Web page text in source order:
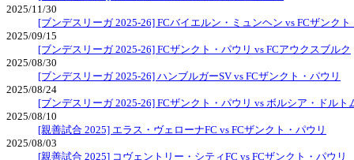
2025/11/30
[ブンデスリーガ 2025-26] FCバイエルン・ミュンヘン vs FCザンクト
2025/09/15
[ブンデスリーガ 2025-26] FCザンクト・パウリ vs FCアウクスブルク
2025/08/30
[ブンデスリーガ 2025-26] ハンブルガーSV vs FCザンクト・パウリ
2025/08/24
[ブンデスリーガ 2025-26] FCザンクト・パウリ vs ボルシア・ドルト
2025/08/10
[親善試合 2025] エラス・ヴェローナFC vs FCザンクト・パウリ
2025/08/03
[親善試合 2025] コヴェントリー・シティFC vs FCザンクト・パウリ